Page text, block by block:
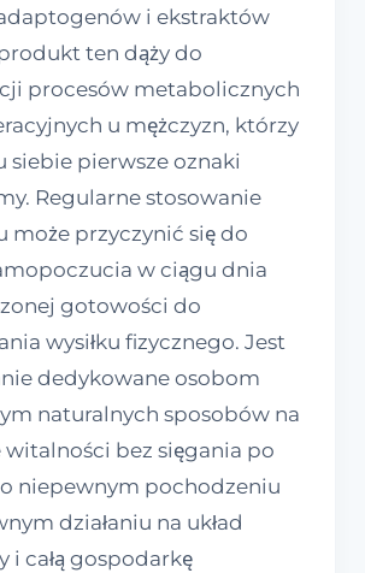
i ekstraktów
ten dąży do
procesów metabolicznych
u mężczyzn, którzy
siebie pierwsze oznaki
Regularne stosowanie
może przyczynić się do
w ciągu dnia
gotowości do
wysiłku fizycznego. Jest
dedykowane osobom
naturalnych sposobów na
bez sięgania po
niepewnym pochodzeniu
działaniu na układ
i całą gospodarkę